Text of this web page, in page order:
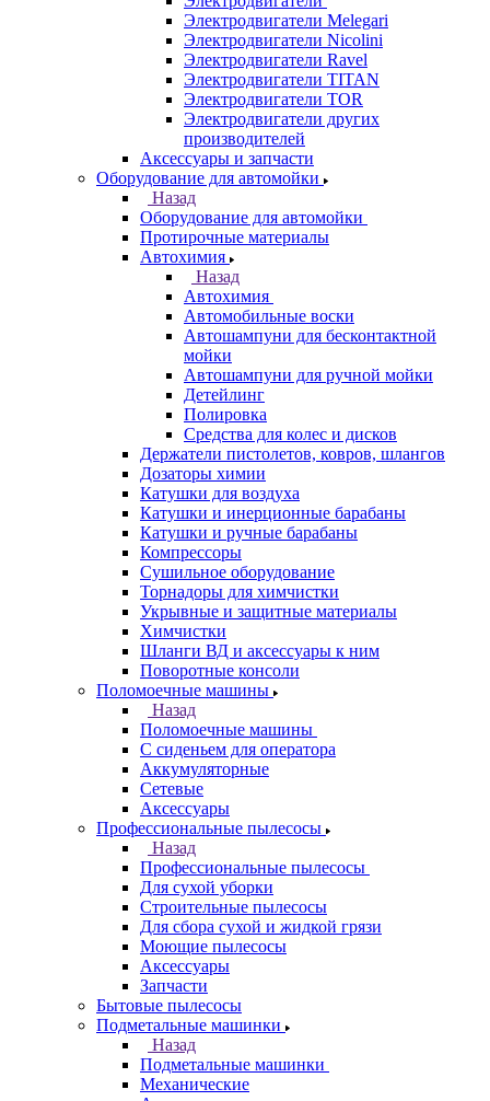
Электродвигатели Melegari
Электродвигатели Nicolini
Электродвигатели Ravel
Электродвигатели TITAN
Электродвигатели TOR
Электродвигатели других
производителей
Аксессуары и запчасти
Оборудование для автомойки
Назад
Оборудование для автомойки
Протирочные материалы
Автохимия
Назад
Автохимия
Автомобильные воски
Автошампуни для бесконтактной
мойки
Автошампуни для ручной мойки
Детейлинг
Полировка
Средства для колес и дисков
Держатели пистолетов, ковров, шлангов
Дозаторы химии
Катушки для воздуха
Катушки и инерционные барабаны
Катушки и ручные барабаны
Компрессоры
Сушильное оборудование
Торнадоры для химчистки
Укрывные и защитные материалы
Химчистки
Шланги ВД и аксессуары к ним
Поворотные консоли
Поломоечные машины
Назад
Поломоечные машины
С сиденьем для оператора
Аккумуляторные
Сетевые
Аксессуары
Профессиональные пылесосы
Назад
Профессиональные пылесосы
Для сухой уборки
Строительные пылесосы
Для сбора сухой и жидкой грязи
Моющие пылесосы
Аксессуары
Запчасти
Бытовые пылесосы
Подметальные машинки
Назад
Подметальные машинки
Механические